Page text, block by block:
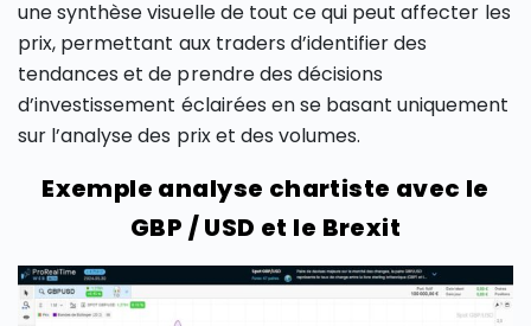
une synthèse visuelle de tout ce qui peut affecter les
prix, permettant aux traders d’identifier des
tendances et de prendre des décisions
d’investissement éclairées en se basant uniquement
sur l’analyse des prix et des volumes.
Exemple analyse chartiste avec le
GBP / USD et le Brexit